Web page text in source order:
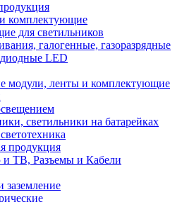
комплектующие
для светильников
галогенные, газоразрядные
LED
модули, ленты и комплектующие
светильники на батарейках
продукция
и ТВ, Разъемы и Кабели
заземление